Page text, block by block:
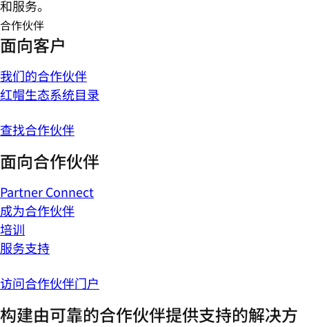
和服务。
合作伙伴
面向客户
我们的合作伙伴
红帽生态系统目录
查找合作伙伴
面向合作伙伴
Partner Connect
成为合作伙伴
培训
服务支持
访问合作伙伴门户
构建由可靠的合作伙伴提供支持的解决方